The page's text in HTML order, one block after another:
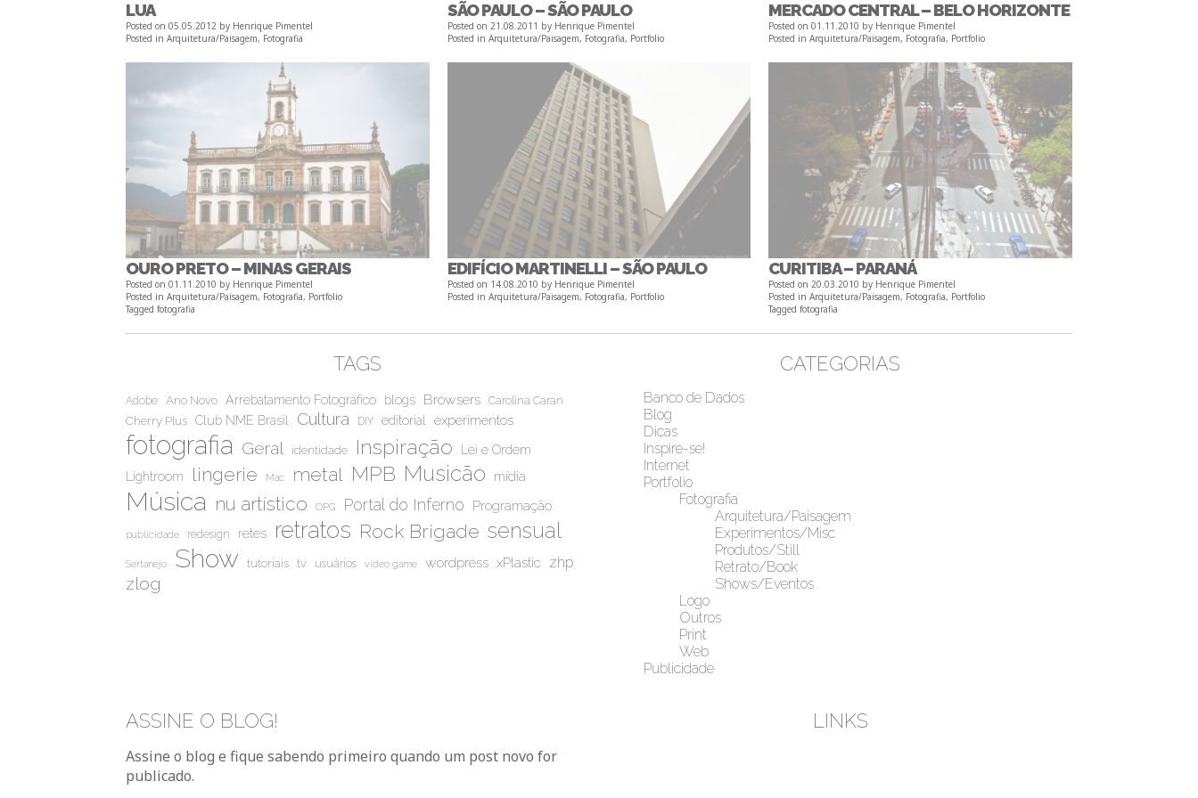
LUA
Posted on 05.05.2012by Henrique Pimentel
Posted in Arquitetura/Paisagem, Fotografia
SÃO PAULO – SÃO PAULO
Posted on 21.08.2011 by Henrique Pimentel
Posted in Arquitetura/Paisagem, Fotografia, Portfolio
MERCADO CENTRAL – BELO HORIZONTE
Posted on01.11.2010 by Henrique Pimentel
Posted inArquitetura/Paisagem, Fotografia, Portfolio
OURO PRETO – MINAS GERAIS
Posted on 01.11.2010 by Henrique Pimentel
Posted in Arquitetura/Paisagem, Fotografia, Portfolio
Tagged fotografia
EDIFÍCIO MARTINELLI – SÃO PAULO
Posted on 14.08.2010 by Henrique Pimentel
Posted in Arquitetura/Paisagem, Fotografia, Portfolio
CURITIBA – PARANÁ
Posted on20.03.2010 by Henrique Pimentel
Posted inArquitetura/Paisagem, Fotografia, Portfolio
Taggedfotografia
TAGS
Adobe Ano Novo Arrebatamento Fotográfico blogs Browsers Carolina Caran
Cherry Plus Club NME Brasil Cultura DIY editorial experimentos
fotografia Geral identidade Inspiração
Lei e Ordem
Lightroom
lingerie Mac metal MPB Musicão mídia
Música nu artístico OPG Portal do Inferno Programação
publicidade redesign retes retratos Rock Brigade sensual
Sertanejo Show tutoriais tv usuários video game wordpress xPlastic zhp
zlog
CATEGORIAS
Banco de Dados
Blog
Dicas
Inspire-se!
Internet
Portfolio
Fotografia
Arquitetura/Paisagem
Experimentos/Misc
Produtos/Still
Retrato/Book
Shows/Eventos
Logo
Outros
Print
Web
Publicidade
ASSINE O BLOG!
Assine o blog e fique sabendo primeiro quando um post novo for
publicado.
LINKS